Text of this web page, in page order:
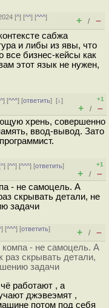
[^] [^^] [^^^]
+ / –
сабжа
и либы из явы, что
все бизнес-кейсы как
этот язык не нужен,
] [^^^] [ответить][↓]
+1
+ / –
хрень, совершенно
ввод-вывод. Зато
^] [^^] [^^^] [ответить]
+1
+ / –
- не самоцель. А
скрывать детали, не
задачи
] [^^^] [ответить]
+ / –
- не самоцель. А
раз скрывать детали,
задачи
работают , а
джэвеэмят ,
потом под себя